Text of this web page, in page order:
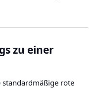
zu einer
standardmäßige rote